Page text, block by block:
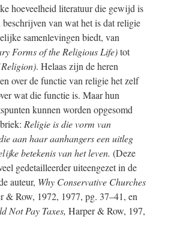
hoeveelheid literatuur die gewijd is
beschrijven van wat het is dat religie
samenlevingen biedt, van
Forms of the Religious Life)tot
. Helaas zijn de heren
over de functie van religie het zelf
wat die functie is. Maar hun
kunnen worden opgesomd
Religie is die vorm van
aan haar aanhangers een uitleg
betekenis van het leven. (Deze
gedetailleerder uiteengezet in de
auteur, Why Conservative Churches
& Row, 1972, 1977, pg. 37–41, en
Not Pay Taxes, Harper & Row, 197,